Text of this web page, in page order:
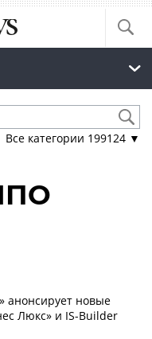
Все категории 199124 ▼
анонсирует новые
Люкс» и IS-Builder